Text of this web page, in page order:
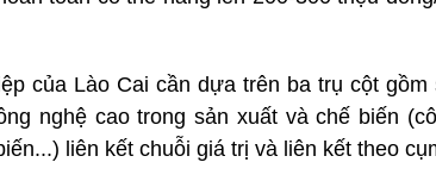
của Lào Cai cần dựa trên ba trụ cột gồm
nghệ cao trong sản xuất và chế biến
liên kết chuỗi giá trị và liên kết theo